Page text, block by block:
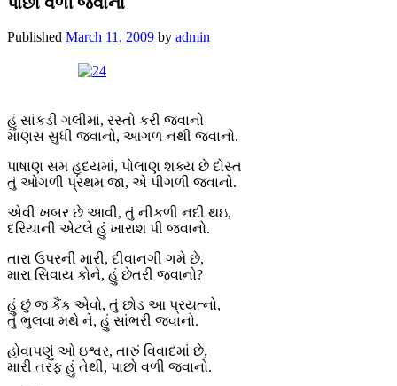
Published March 11, 2009 by admin
હું સાંકડી ગલીમાં, રસ્તો કરી જવાનો
માણસ સુધી જવાનો, આગળ નથી જવાનો.
પાષાણ સમ હૃદયમાં, પોલાણ શક્ય છે દોસ્ત
તું ઓગળી પ્રથમ જા, એ પીગળી જવાનો.
એવી ખબર છે આવી, તું નીકળી નદી થઇ,
દરિયાની એટલે હું ખારાશ પી જવાનો.
તારા ઉપરની મારી, દીવાનગી ગમે છે,
મારા સિવાય કોને, હું છેતરી જવાનો?
હું છું જ કૈંક એવો, તું છોડ આ પ્રયત્નો,
તું ભુલવા મથે ને, હું સાંભરી જવાનો.
હોવાપણું ઓ ઇશ્વર, તારું વિવાદમાં છે,
મારી તરફ હું તેથી, પાછો વળી જવાનો.